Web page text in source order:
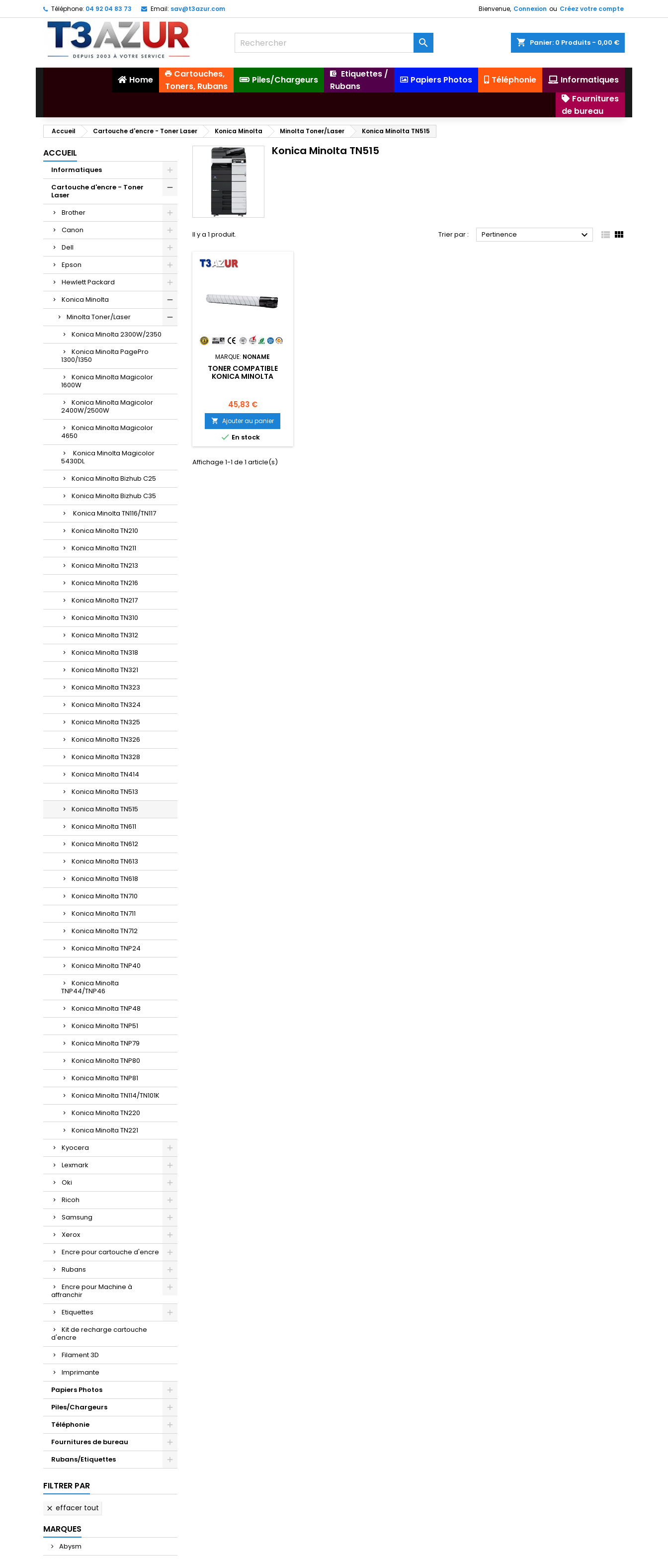
Téléphone: 04 92 04 83 73 Email: sav@t3azur.com Bienvenue, Connexion ou Créez votre compte
shopping_cart Panier: 0 Produits - 0,00 €

Home
Cartouches,
Toners, Rubans
Piles/Chargeurs
Etiquettes /
Rubans
Papiers Photos Téléphonie
Informatiques
Fournitures
de bureau
Accueil Cartouche d'encre - Toner Laser Konica Minolta Minolta Toner/Laser Konica Minolta TN515
ACCUEIL
Informatiques
Cartouche d'encre - Toner
Laser
Brother
Canon
Dell
Epson
Hewlett Packard
Konica Minolta
Minolta Toner/Laser
Konica Minolta 2300W/2350
Konica Minolta PagePro
1300/1350
Konica Minolta Magicolor
1600W
Konica Minolta Magicolor
2400W/2500W
Konica Minolta Magicolor
4650
Konica Minolta Magicolor
5430DL
Konica Minolta Bizhub C25
Konica Minolta Bizhub C35
Konica Minolta TN116/TN117
Konica Minolta TN210
Konica Minolta TN211
Konica Minolta TN213
Konica Minolta TN216
Konica Minolta TN217
Konica Minolta TN310
Konica Minolta TN312
Konica Minolta TN318
Konica Minolta TN321
Konica Minolta TN323
Konica Minolta TN324
Konica Minolta TN325
Konica Minolta TN326
Konica Minolta TN328
Konica Minolta TN414
Konica Minolta TN513
Konica Minolta TN515
Konica Minolta TN611
Konica Minolta TN612
Konica Minolta TN613
Konica Minolta TN618
Konica Minolta TN710
Konica Minolta TN711
Konica Minolta TN712
Konica Minolta TNP24
Konica Minolta TNP40
Konica Minolta
TNP44/TNP46
Konica Minolta TNP48
Konica Minolta TNP51
Konica Minolta TNP79
Konica Minolta TNP80
Konica Minolta TNP81
Konica Minolta TN114/TN101K
Konica Minolta TN220
Konica Minolta TN221
Kyocera
Lexmark
Oki
Ricoh
Samsung
Xerox
Encre pour cartouche d'encre
Rubans
Encre pour Machine à
affranchir
Etiquettes
Kit de recharge cartouche
d'encre
Filament 3D
Imprimante
Papiers Photos
Piles/Chargeurs
Téléphonie
Fournitures de bureau
Rubans/Etiquettes
FILTRER PAR
 effacer tout
MARQUES
Abysm
Konica Minolta TN515
Il y a 1 produit. Trier par : Pertinence   
MARQUE: NONAME
TONER COMPATIBLE
KONICA MINOLTA
200 PAGES
Prix
45,83 €
 Ajouter au panier
 En stock
Affichage 1-1 de 1 article(s)